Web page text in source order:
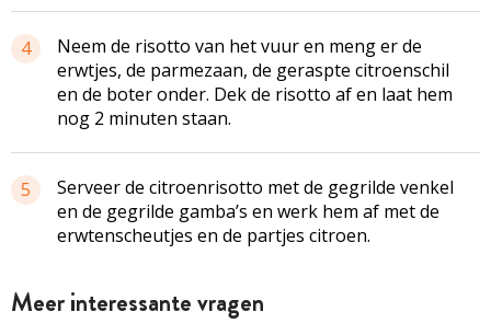
4
Neem de risotto van het vuur en meng er de
erwtjes, de parmezaan, de geraspte citroenschil
en de boter onder. Dek de risotto af en laat hem
nog 2 minuten staan.
5
Serveer de citroenrisotto met de gegrilde venkel
en de gegrilde gamba’s en werk hem af met de
erwtenscheutjes en de partjes citroen.
Meer interessante vragen